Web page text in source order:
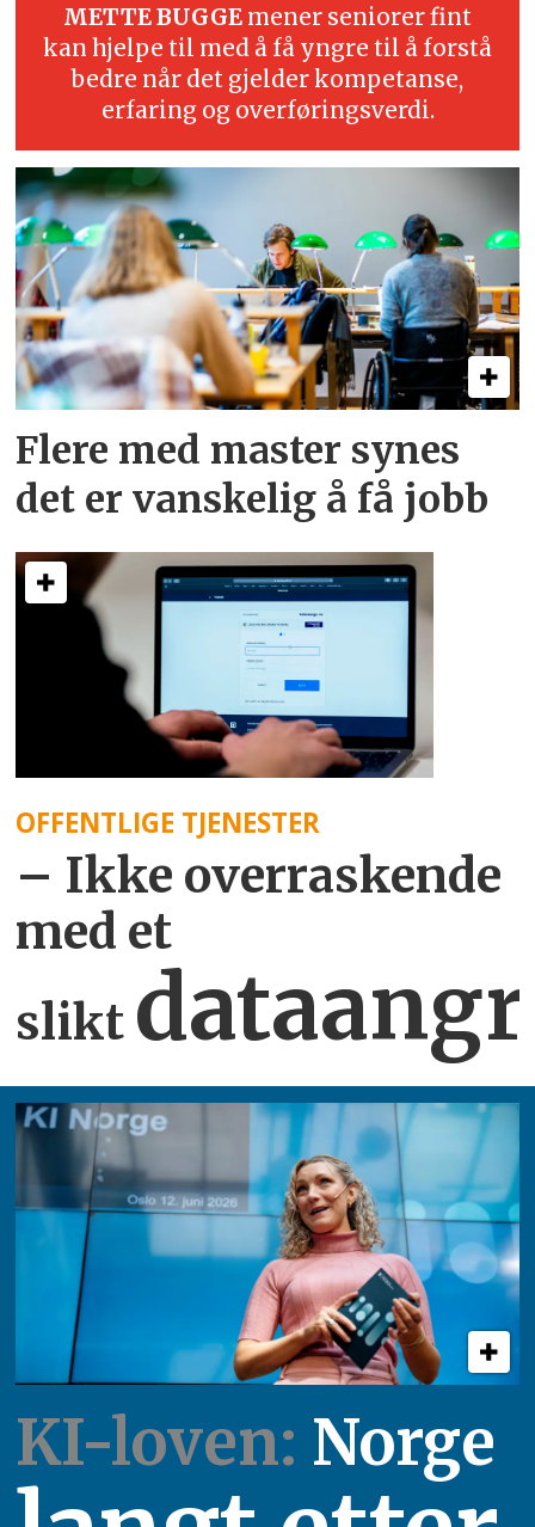
METTE BUGGE mener seniorer fint
kan hjelpe til med å få yngre til å forstå
bedre når det gjelder kompetanse,
erfaring og overføringsverdi.
Flere med master synes
det er vanskelig å få jobb
OFFENTLIGE TJENESTER
– Ikke overraskende
med et
slikt
KI-loven: Norge